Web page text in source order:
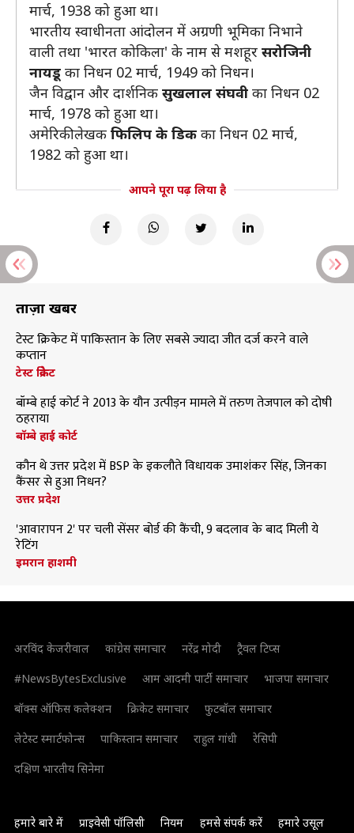
मार्च, 1938 को हुआ था।
भारतीय स्वाधीनता आंदोलन में अग्रणी भूमिका निभाने
वाली तथा 'भारत कोकिला' के नाम से मशहूर सरोजिनी
नायडू का निधन 02 मार्च, 1949 को निधन।
जैन विद्वान और दार्शनिक सुखलाल संघवी का निधन 02
मार्च, 1978 को हुआ था।
अमेरिकी लेखक फिलिप के डिक का निधन 02 मार्च,
1982 को हुआ था।
आपने पूरा पढ़ लिया है
ताज़ा खबरें
टेस्ट क्रिकेट में पाकिस्तान के लिए सबसे ज्यादा जीत दर्ज करने वाले
कप्तान
टेस्ट क्रिकेट
बॉम्बे हाई कोर्ट ने 2013 के यौन उत्पीड़न मामले में तरुण तेजपाल को दोषी
ठहराया
बॉम्बे हाई कोर्ट
कौन थे उत्तर प्रदेश में BSP के इकलौते विधायक उमाशंकर सिंह, जिनका
कैंसर से हुआ निधन?
उत्तर प्रदेश
'आवारापन 2' पर चली सेंसर बोर्ड की कैंची, 9 बदलाव के बाद मिली ये
रेटिंग
इमरान हाशमी
अरविंद केजरीवाल कांग्रेस समाचार नरेंद्र मोदी
ट्रैवल टिप्स
#NewsBytesExclusive
आम आदमी पार्टी समाचार
भाजपा समाचार
बॉक्स ऑफिस कलेक्शन
क्रिकेट समाचार
फुटबॉल समाचार
लेटेस्ट स्मार्टफोन्स
पाकिस्तान समाचार राहुल गांधी
रेसिपी
दक्षिण भारतीय सिनेमा
हमारे बारे में प्राइवेसी पॉलिसी नियम हमसे संपर्क करें हमारे उसूल